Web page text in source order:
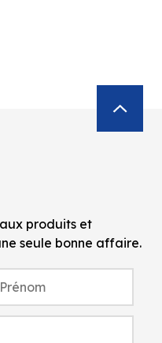
produits et
seule bonne affaire.